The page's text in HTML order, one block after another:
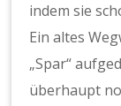
indem sie
Ein altes
„Spar“
überhaupt